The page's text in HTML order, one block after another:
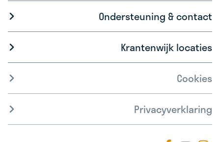
Ondersteuning & contact
Krantenwijk locaties
Cookies
Privacyverklaring